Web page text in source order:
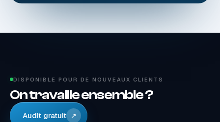
DISPONIBLE POUR DE NOUVEAUX CLIENTS
On travaille ensemble ?
Audit gratuit ↗